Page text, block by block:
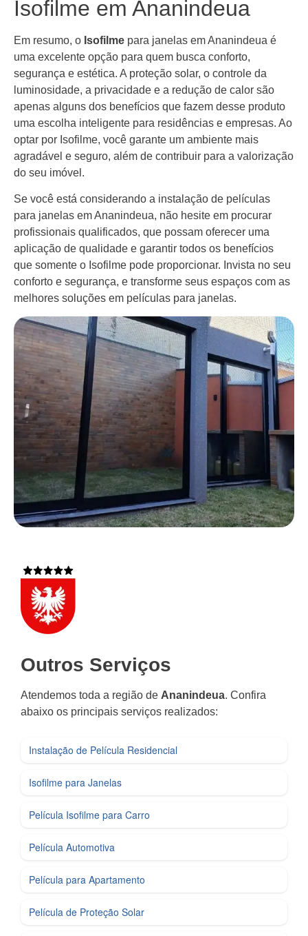
Isofilme em Ananindeua
Em resumo, o Isofilme para janelas em Ananindeua é
uma excelente opção para quem busca conforto,
segurança e estética. A proteção solar, o controle da
luminosidade, a privacidade e a redução de calor são
apenas alguns dos benefícios que fazem desse produto
uma escolha inteligente para residências e empresas. Ao
optar por Isofilme, você garante um ambiente mais
agradável e seguro, além de contribuir para a valorização
do seu imóvel.
Se você está considerando a instalação de películas
para janelas em Ananindeua, não hesite em procurar
profissionais qualificados, que possam oferecer uma
aplicação de qualidade e garantir todos os benefícios
que somente o Isofilme pode proporcionar. Invista no seu
conforto e segurança, e transforme seus espaços com as
melhores soluções em películas para janelas.
Outros Serviços
Atendemos toda a região de Ananindeua. Confira
abaixo os principais serviços realizados:
Instalação de Película Residencial
Isofilme para Janelas
Película Isofilme para Carro
Película Automotiva
Película para Apartamento
Película de Proteção Solar